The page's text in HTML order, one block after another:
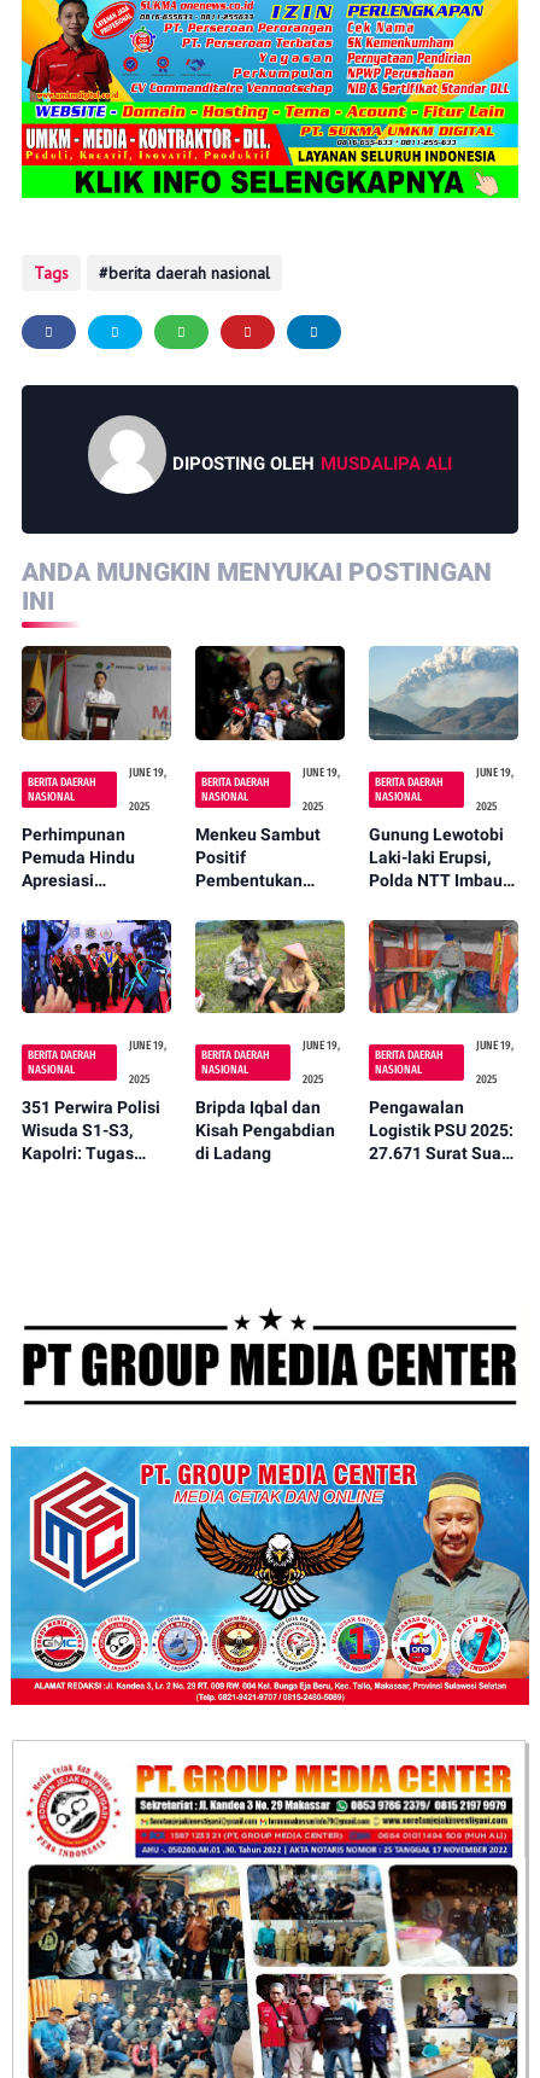
Tags berita daerah nasional
DIPOSTING OLEH MUSDALIPA ALI
ANDA MUNGKIN MENYUKAI POSTINGAN
INI
BERITA DAERAH
NASIONAL
JUNE 19,
2025
Perhimpunan
Pemuda Hindu
Apresiasi
Bhakti Kesehatan
oleh Kapolri
BERITA DAERAH
NASIONAL
JUNE 19,
2025
Menkeu Sambut
Positif
Pembentukan
Optimalisasi
Penerimaan
Negara Yang di
Bentuk Polri
BERITA DAERAH
NASIONAL
JUNE 19,
2025
Gunung Lewotobi
Laki-laki Erupsi,
Polda NTT Imbau
Tingkatkan
Kewaspadaan
BERITA DAERAH
NASIONAL
JUNE 19,
2025
351 Perwira Polisi
Wisuda S1-S3,
Kapolri: Tugas
BERITA DAERAH
NASIONAL
JUNE 19,
2025
Bripda Iqbal dan
Kisah Pengabdian
di Ladang
BERITA DAERAH
NASIONAL
JUNE 19,
2025
Pengawalan
Logistik PSU 2025:
27.671 Surat Suara